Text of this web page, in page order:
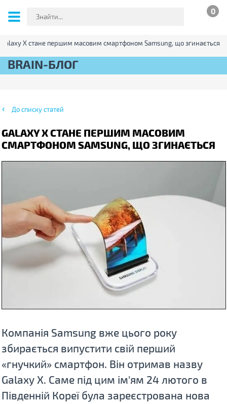
0
Galaxy X стане першим масовим смартфоном Samsung, що згинається
BRAIN-БЛОГ
До списку статей
GALAXY X СТАНЕ ПЕРШИМ МАСОВИМ
СМАРТФОНОМ SAMSUNG, ЩО ЗГИНАЄТЬСЯ
Компанія Samsung вже цього року
збирається випустити свій перший
«гнучкий» смартфон. Він отримав назву
Galaxy X. Саме під цим ім'ям 24 лютого в
Південній Кореї була зареєстрована нова